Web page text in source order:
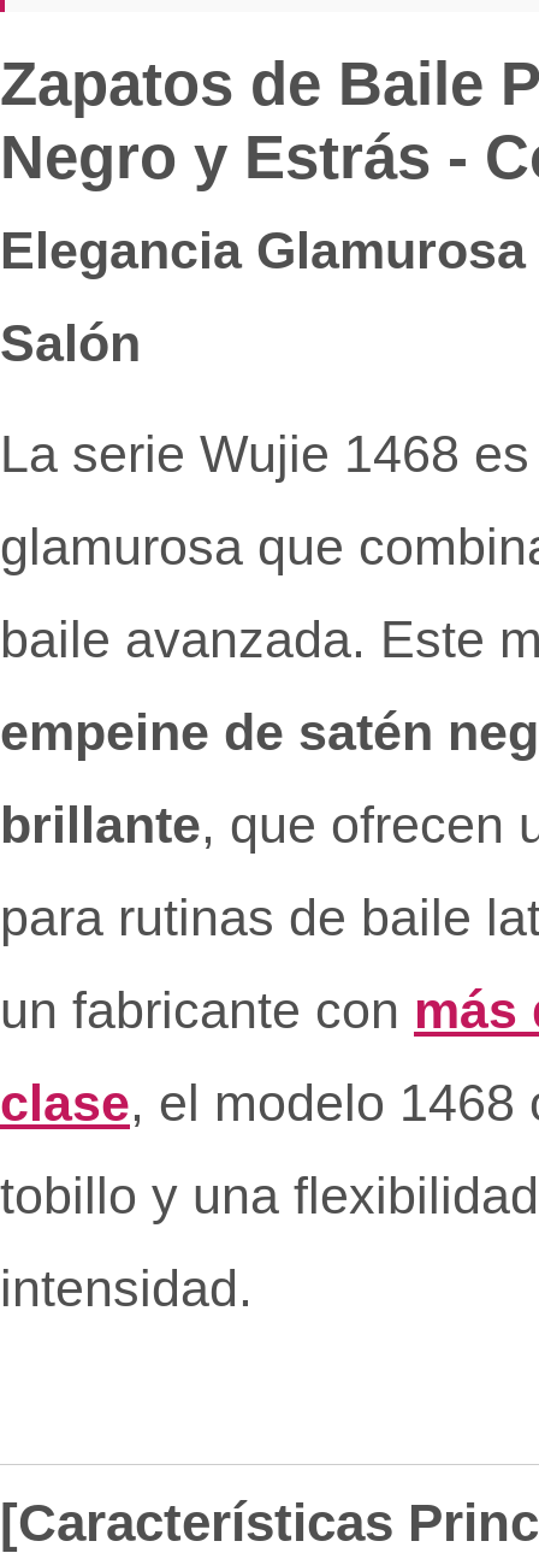
Zapatos de Baile
Negro y Estrás -
Elegancia
Salón
La serie Wujie 1468
glamurosa que
baile avanzada. Este
empeine de satén
brillante, que ofrecen
para rutinas de baile
un fabricante con más
clase, el modelo 1468
tobillo y una
intensidad.
[Características